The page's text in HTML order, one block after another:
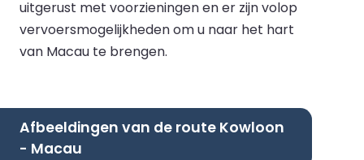
uitgerust met voorzieningen en er zijn volop
vervoersmogelijkheden om u naar het hart
van Macau te brengen.
Afbeeldingen van de route Kowloon
- Macau